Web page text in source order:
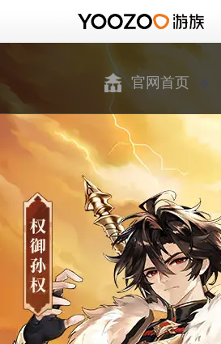
官网首页